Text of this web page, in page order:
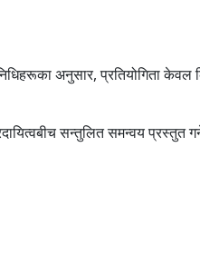
अनुसार, प्रतियोगिता केवल
सन्तुलित समन्वय प्रस्तुत